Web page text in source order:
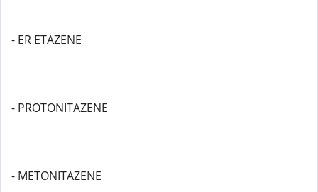
- ER ETAZENE
- PROTONITAZENE
- METONITAZENE